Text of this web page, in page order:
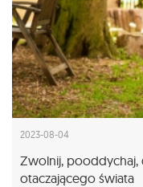
2023-08-04
Zwolnij, pooddychaj,
otaczającego świata